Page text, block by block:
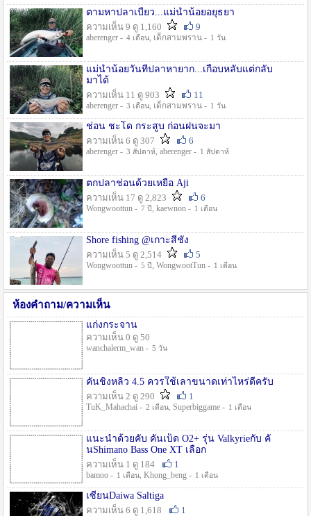
ตามหาปลาเบี้ยว...แม่น้ำน้อยอยุธยา
ความเห็น 9 ดู 1,160
9
aberenger - 4 เดือน, เด็กสามพราน - 1 วัน
แม่น้ำน้อยวันที่ปลาหายาก...เกือบหลับแต่กลับ
มาได้
ความเห็น 11 ดู 903
11
aberenger - 3 เดือน, เด็กสามพราน - 1 วัน
ช่อน ชะโด กระสูบ ก่อนฝนจะมา
ความเห็น 6 ดู 307
6
aberenger - 3 สัปดาห์, aberenger - 1 สัปดาห์
ตกปลาช่อนด้วยเหยื่อ Aji
ความเห็น 17 ดู 2,823
6
Wongwoottun - 7 ปี , kaewnon - 1 เดือน
Shore fishing @เกาะสีชัง
ความเห็น 5 ดู 2,514
5
Wongwoottun - 5 ปี , WongwootTun - 1 เดือน
ห้องคำถาม/ความเห็น
แก่งกระจาน
ความเห็น 0 ดู 50
wanchalerm_wan - 5 วัน
คันชิงหลิว 4.5 ควรใช้เลาขนาดเท่าไหร่ดีครับ
ความเห็น 2 ดู 290
1
TuK_Mahachai - 2 เดือน, Superbiggame - 1 เดือน
แนะนำด้วยคับ คันเบ็ด O2+ รุ่น Valkyrieกับ คั
นShimano Bass One XT เลือก
ความเห็น 1 ดู 184
1
bamoo - 1 เดือน, Khong_beng - 1 เดือน
เซียนDaiwa Saltiga
ความเห็น 6 ดู 1,618
1